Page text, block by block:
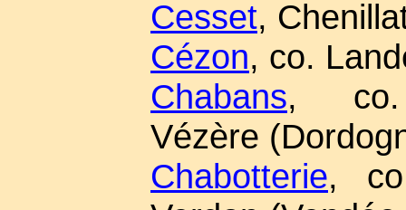
Cesset,
Cézon, co.
Chabans, co.
Vézère
Chabotterie,